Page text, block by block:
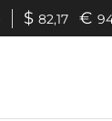
$ 82,17 €